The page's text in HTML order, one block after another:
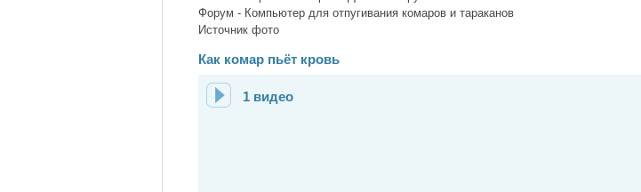
Форум - Компьютер для отпугивания комаров и тараканов
Источник фото
Как комар пьёт кровь
1 видео